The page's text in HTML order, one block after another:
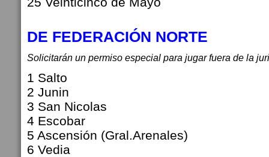
DE FEDERACIÓN NORTE
Solicitarán un permiso especial para jugar fuera de la
1 Salto
2 Junin
3 San Nicolas
4 Escobar
5 Ascensión (Gral.Arenales)
6 Vedia